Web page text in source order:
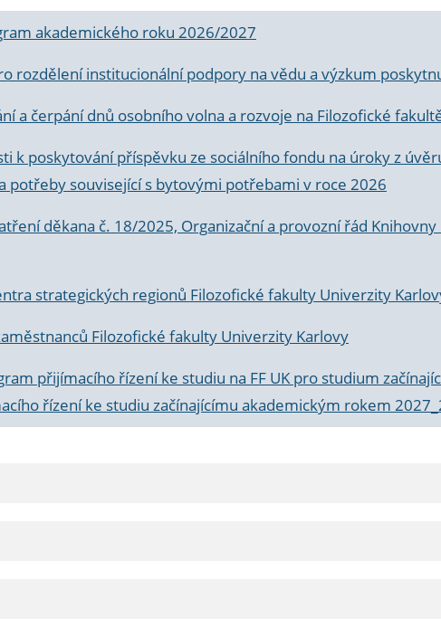
akademického roku 2026/2027
rozdělení institucionální podpory na vědu a výzkum
a čerpání dnů osobního volna a rozvoje na Filozofické
k poskytování příspěvku ze sociálního fondu na úroky z
potřeby související s bytovými potřebami v roce 2026
děkana č. 18/2025, Organizační a provozní řád
strategických regionů Filozofické fakulty Univerzity
Filozofické fakulty Univerzity Karlovy
přijímacího řízení ke studiu na FF UK pro studium
řízení ke studiu začínajícímu akademickým rokem